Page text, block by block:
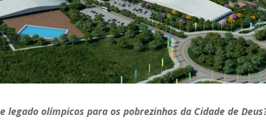
legado olímpicos para os pobrezinhos da Cidade de